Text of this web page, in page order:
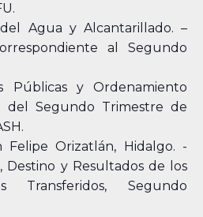
Agua y Alcantarillado. –
al Segundo
Públicas y Ordenamiento
del Segundo Trimestre de
Felipe Orizatlán, Hidalgo. -
Destino y Resultados de los
Transferidos, Segundo